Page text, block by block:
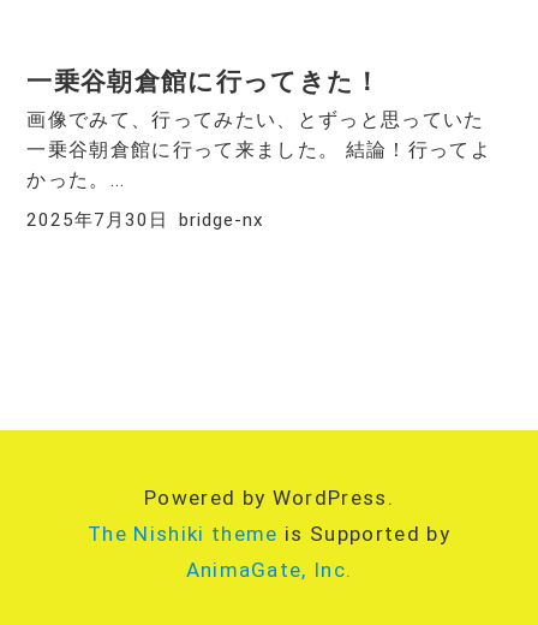
一乗谷朝倉館に行ってきた！
画像でみて、行ってみたい、とずっと思っていた
一乗谷朝倉館に行って来ました。 結論！行ってよ
かった。...
2025年7月30日 bridge-nx
Powered by WordPress.
The Nishiki theme is Supported by
AnimaGate, Inc.